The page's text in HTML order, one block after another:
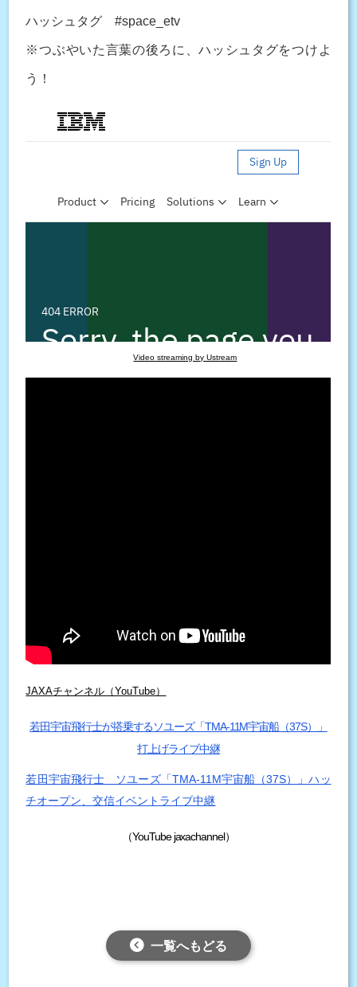
ハッシュタグ #space_etv
※つぶやいた言葉の後ろに、ハッシュタグをつけよ
う！
Video streaming by Ustream
JAXAチャンネル（YouTube）
若田宇宙飛行士が搭乗するソユーズ「TMA-11M宇宙船（37S）」
打上げライブ中継
若田宇宙飛行士 ソユーズ「TMA-11M宇宙船（37S）」ハッ
チオープン、交信イベントライブ中継
（YouTube jaxachannel）
一覧へもどる